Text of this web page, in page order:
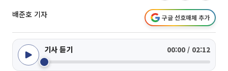
배준호 기자 구글 선호매체 추가
기사 듣기 00:00 / 02:12